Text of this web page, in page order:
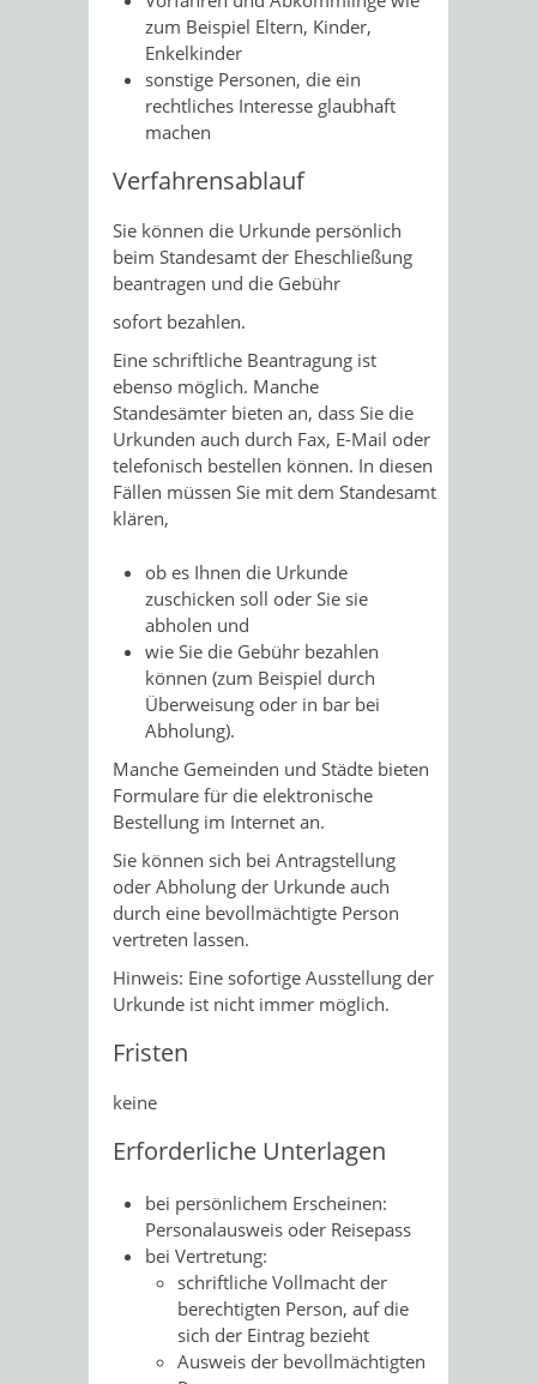
zum Beispiel Eltern, Kinder,
Enkelkinder
sonstige Personen, die ein
rechtliches Interesse glaubhaft
machen
Verfahrensablauf
Sie können die Urkunde persönlich
beim Standesamt der Eheschließung
beantragen und die Gebühr
sofort bezahlen.
Eine schriftliche Beantragung ist
ebenso möglich. Manche
Standesämter bieten an, dass Sie die
Urkunden auch durch Fax, E-Mail oder
telefonisch bestellen können. In diesen
Fällen müssen Sie mit dem Standesamt
klären,
ob es Ihnen die Urkunde
zuschicken soll oder Sie sie
abholen und
wie Sie die Gebühr bezahlen
können (zum Beispiel durch
Überweisung oder in bar bei
Abholung).
Manche Gemeinden und Städte bieten
Formulare für die elektronische
Bestellung im Internet an.
Sie können sich bei Antragstellung
oder Abholung der Urkunde auch
durch eine bevollmächtigte Person
vertreten lassen.
Hinweis: Eine sofortige Ausstellung der
Urkunde ist nicht immer möglich.
Fristen
keine
Erforderliche Unterlagen
bei persönlichem Erscheinen:
Personalausweis oder Reisepass
bei Vertretung:
schriftliche Vollmacht der
berechtigten Person, auf die
sich der Eintrag bezieht
Ausweis der bevollmächtigten